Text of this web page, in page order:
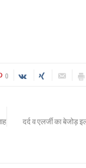
0
दर्द व एलर्जी का बेजोड़